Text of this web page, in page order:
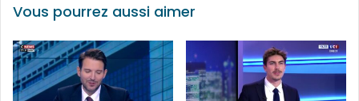
Vous pourrez aussi aimer